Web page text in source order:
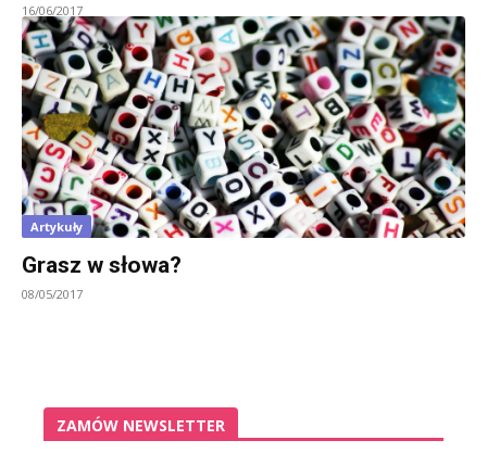
16/06/2017
Artykuły
Grasz w słowa?
08/05/2017
ZAMÓW NEWSLETTER